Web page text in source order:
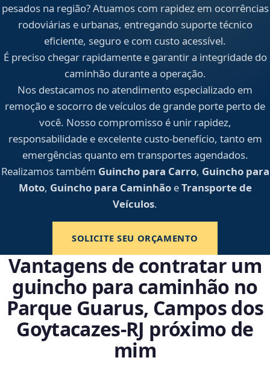
pesados na região? Atuamos com rapidez em ocorrências
rodoviárias e urbanas, entregando suporte técnico
eficiente, seguro e com custo acessível.
É preciso chegar rapidamente e garantir a integridade do
caminhão durante a operação.
Nos destacamos no atendimento especializado em
remoção e socorro de veículos de grande porte perto de
você. Nosso compromisso é unir rapidez,
responsabilidade e excelente custo-benefício, tanto em
emergências quanto em transportes agendados.
Realizamos também Guincho para Carro, Guincho para
Moto, Guincho para CaminhãoeTransporte de
Veículos.
SOLICITE SEU ORÇAMENTO
Vantagens de contratar um
guincho para caminhão no
Parque Guarus, Campos dos
Goytacazes‑RJ próximo de
mim